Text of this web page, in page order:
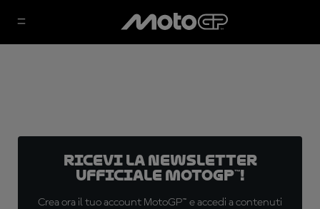
Ricevi la newsletter
ufficiale MotoGP™!
Crea ora il tuo account MotoGP™ e accedi a contenuti